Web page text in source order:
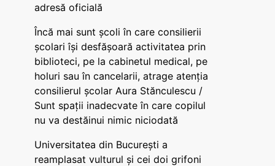
adresă oficială
Încă mai sunt școli în care consilierii
școlari își desfășoară activitatea prin
biblioteci, pe la cabinetul medical, pe
holuri sau în cancelarii, atrage atenția
consilierul școlar Aura Stănculescu /
Sunt spații inadecvate în care copilul
nu va destăinui nimic niciodată
Universitatea din București a
reamplasat vulturul și cei doi grifoni